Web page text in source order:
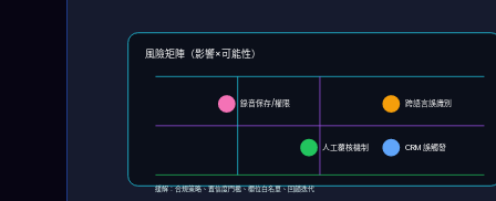
風險矩陣（影響×可能性）
錄音保存/權限
人工覆核機制
跨語言誤識別
CRM 誤觸發
緩解：合規策略、置信度門檻、欄位白名單、回饋迭代